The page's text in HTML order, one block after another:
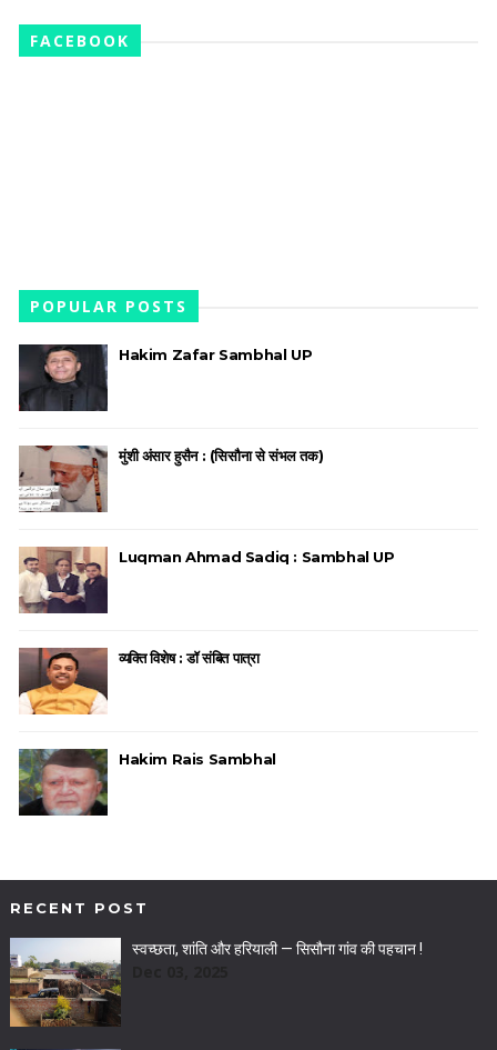
FACEBOOK
POPULAR POSTS
Hakim Zafar Sambhal UP
मुंशी अंसार हुसैन : (सिसौना से संभल तक)
Luqman Ahmad Sadiq : Sambhal UP
व्यक्ति विशेष : डॉ संबित पात्रा
Hakim Rais Sambhal
RECENT POST
स्वच्छता, शांति और हरियाली — सिसौना गांव की पहचान !